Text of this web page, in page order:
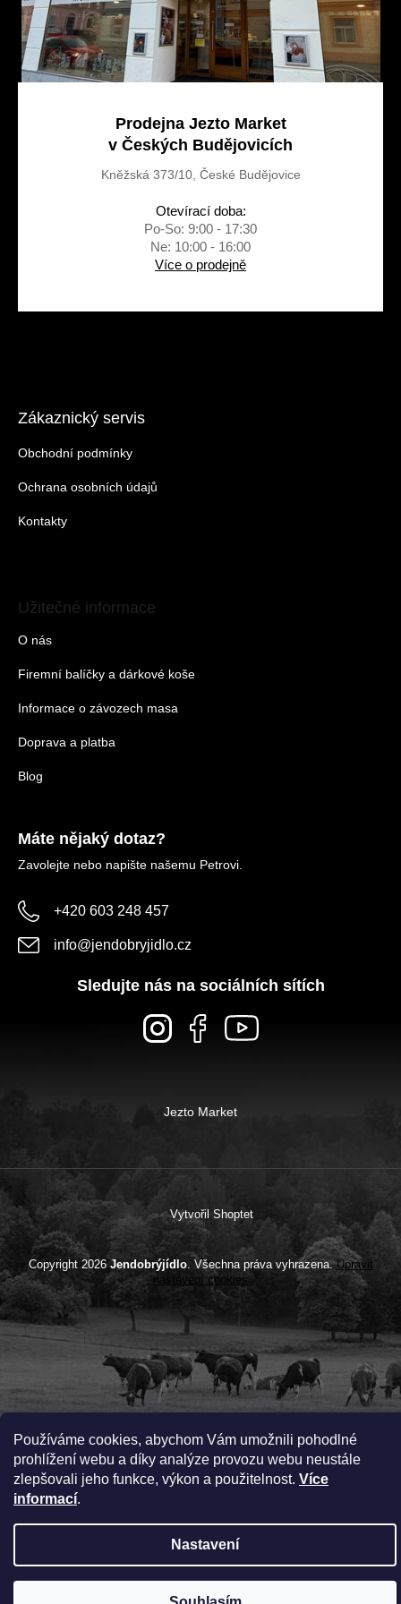
Používáme cookies, abychom Vám umožnili pohodlné
prohlížení webu a díky analýze provozu webu neustále
zlepšovali jeho funkce, výkon a použitelnost. Více
informací.
Nastavení
y
v
ý
p
i
Prodejna Jezto Market
v Českých Budějovicích
Kněžská 373/10, České Budějovice
Otevírací doba:
Po-So: 9:00 - 17:30
Ne: 10:00 - 16:00
Více o prodejně
Zákaznický servis
Obchodní podmínky
Ochrana osobních údajů
Kontakty
Užitečné informace
O nás
Firemní balíčky a dárkové koše
Informace o závozech masa
Doprava a platba
Blog
Máte nějaký dotaz?
Zavolejte nebo napište našemu Petrovi.
+420 603 248 457
info@jendobryjidlo.cz
Sledujte nás na sociálních sítích
Jezto Market
Vytvořil Shoptet
Copyright 2026Jendobrýjídlo. Všechna práva vyhrazena.Upravit
nastavení cookies